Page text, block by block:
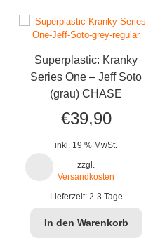
Superplastic: Kranky
Series One – Jeff Soto
(grau) CHASE
€39,90
inkl. 19 % MwSt.
zzgl.
Versandkosten
Lieferzeit: 2-3 Tage
In den Warenkorb